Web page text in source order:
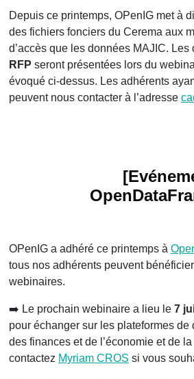
Depuis ce printemps, OPenIG met à
des fichiers fonciers du Cerema aux
d’accès que les données MAJIC. Les
RFP seront présentées lors du
évoqué ci-dessus. Les adhérents
peuvent nous contacter à l’adresse
OPenIG a adhéré ce printemps à
tous nos adhérents peuvent
webinaires.
➡️ Le prochain webinaire a lieu le 7
pour échanger sur les plateformes
des finances et de l’économie et de
contactez Myriam CROS si vous